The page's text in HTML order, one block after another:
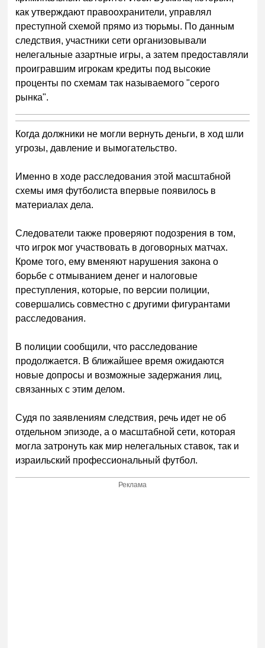
как утверждают правоохранители, управлял
преступной схемой прямо из тюрьмы. По данным
следствия, участники сети организовывали
нелегальные азартные игры, а затем предоставляли
проигравшим игрокам кредиты под высокие
проценты по схемам так называемого "серого
рынка".
Когда должники не могли вернуть деньги, в ход шли
угрозы, давление и вымогательство.
Именно в ходе расследования этой масштабной
схемы имя футболиста впервые появилось в
материалах дела.
Следователи также проверяют подозрения в том,
что игрок мог участвовать в договорных матчах.
Кроме того, ему вменяют нарушения закона о
борьбе с отмыванием денег и налоговые
преступления, которые, по версии полиции,
совершались совместно с другими фигурантами
расследования.
В полиции сообщили, что расследование
продолжается. В ближайшее время ожидаются
новые допросы и возможные задержания лиц,
связанных с этим делом.
Судя по заявлениям следствия, речь идет не об
отдельном эпизоде, а о масштабной сети, которая
могла затронуть как мир нелегальных ставок, так и
израильский профессиональный футбол.
Реклама